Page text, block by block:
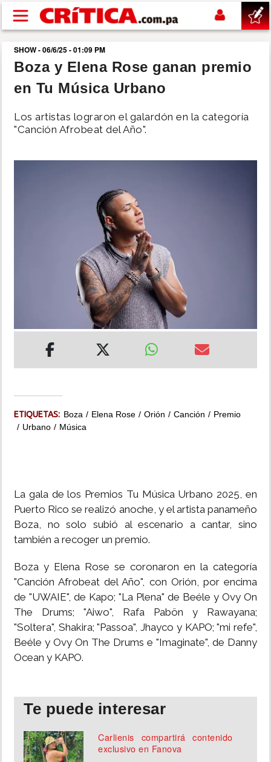
Pasar al contenido principal
buscar
SUCESOS
NACIONAL
MULTIMEDIA
SHOW - 06/6/25 - 01:09 PM
Boza y Elena Rose ganan premio
en Tu Música Urbano
Los artistas lograron el galardón en la categoría
"Canción Afrobeat del Año".
ETIQUETAS: Boza Elena Rose Orión Canción
Premio
Urbano
Música
La gala de los Premios Tu Música Urbano 2025, en
Puerto Rico se realizó anoche, y el artista panameño
Boza, no solo subió al escenario a cantar, sino
también a recoger un premio.
Boza y Elena Rose se coronaron en la categoría
"Canción Afrobeat del Año", con Orión, por encima
de "UWAIE", de Kapo; "La Plena" de Beéle y Ovy On
The Drums; "Aiwo", Rafa Pabön y Rawayana;
"Soltera", Shakira; "Passoa", Jhayco y KAPO; "mi refe",
Beéle y Ovy On The Drums e "Imaginate", de Danny
Ocean y KAPO.
Te puede interesar
Carlienis compartirá contenido
exclusivo en Fanova